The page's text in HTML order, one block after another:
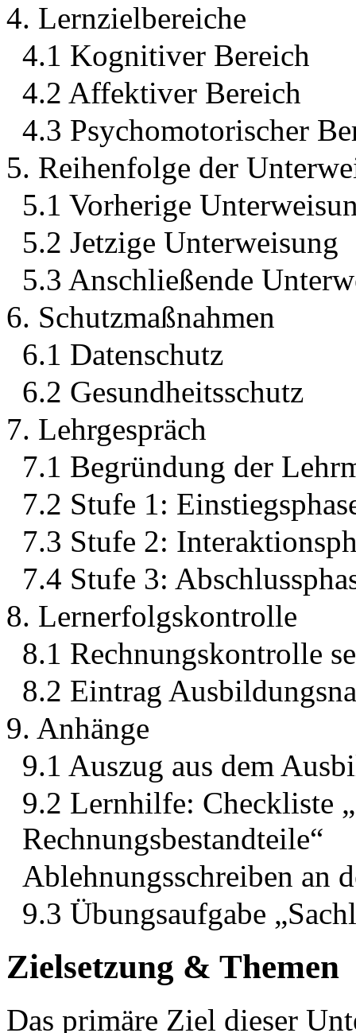
4. Lernzielbereiche
4.1 Kognitiver Bereich
4.2 Affektiver Bereich
4.3 Psychomotorischer
5. Reihenfolge der
5.1 Vorherige
5.2 Jetzige Unterweisung
5.3 Anschließende
6. Schutzmaßnahmen
6.1 Datenschutz
6.2 Gesundheitsschutz
7. Lehrgespräch
7.1 Begründung der
7.2 Stufe 1:
7.3 Stufe 2:
7.4 Stufe 3:
8. Lernerfolgskontrolle
8.1 Rechnungskontrolle
8.2 Eintrag
9. Anhänge
9.1 Auszug aus dem
9.2 Lernhilfe: Checkliste
Rechnungsbestandteile“
Ablehnungsschreiben an
9.3 Übungsaufgabe
Zielsetzung & Themen
Das primäre Ziel dieser